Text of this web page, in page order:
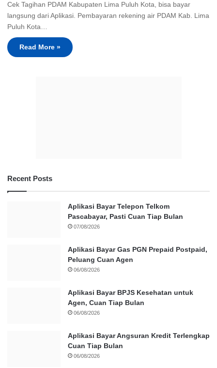
Cek Tagihan PDAM Kabupaten Lima Puluh Kota, bisa bayar
langsung dari Aplikasi. Pembayaran rekening air PDAM Kab. Lima
Puluh Kota…
Read More »
Recent Posts
Aplikasi Bayar Telepon Telkom
Pascabayar, Pasti Cuan Tiap Bulan
07/08/2026
Aplikasi Bayar Gas PGN Prepaid Postpaid,
Peluang Cuan Agen
06/08/2026
Aplikasi Bayar BPJS Kesehatan untuk
Agen, Cuan Tiap Bulan
06/08/2026
Aplikasi Bayar Angsuran Kredit Terlengkap
Cuan Tiap Bulan
06/08/2026